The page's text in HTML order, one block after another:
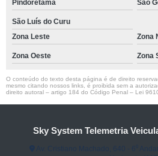
Pindoretama São
São Luís do Curu
Zona Leste
Zona
Zona Oeste Zona
O conteúdo do texto desta página é de direito
mesmo citando nossos links, é proibida sem a
direito autoral – artigo 184 do Código Penal – Lei
Sky System Telemetria